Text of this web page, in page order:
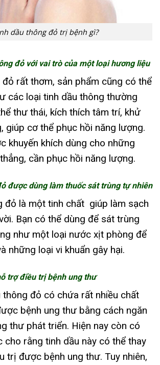
dầu thông đỏ trị bệnh gì?
đỏ với vai trò của một loại hương liệu
rất thơm, sản phẩm cũng có thể
các loại tinh dầu thông thường
thư thái, kích thích tâm trí, khử
giúp cơ thể phục hồi năng lượng.
khuyến khích dùng cho những
cần phục hồi năng lượng.
được dùng làm thuốc sát trùng tự nhiên
đỏ là một tinh chất giúp làm sạch
Bạn có thể dùng để sát trùng
như một loại nước xịt phòng để
những loại vi khuẩn gây hại.
trợ điều trị bệnh ung thư
thông đỏ có chứa rất nhiều chất
bệnh ung thư bằng cách ngăn
thư phát triển. Hiện nay còn có
cho rằng tinh dầu này có thể thay
trị được bệnh ung thư. Tuy nhiên,